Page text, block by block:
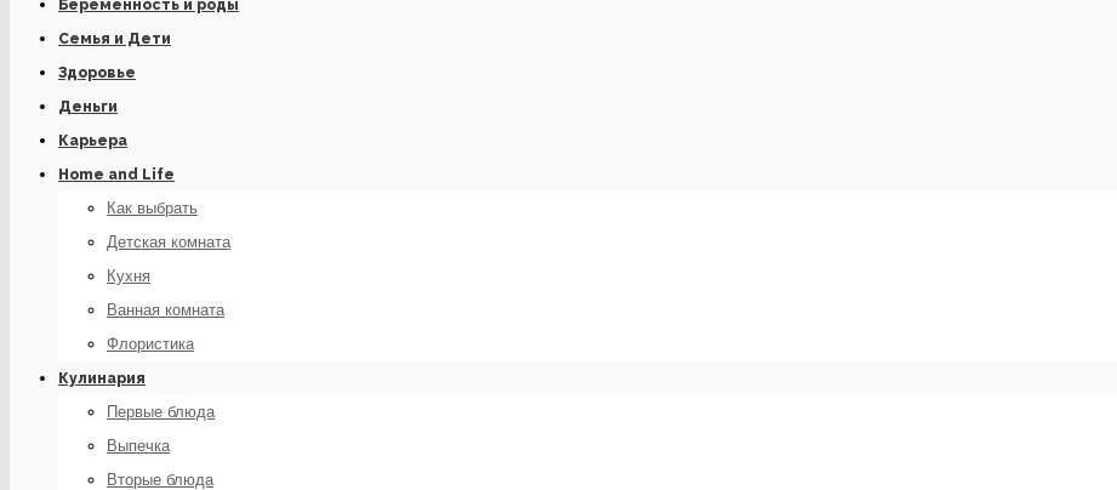
Беременность и роды
Семья и Дети
Здоровье
Деньги
Карьера
Home and Life
Как выбрать
Детская комната
Кухня
Ванная комната
Флористика
Кулинария
Первые блюда
Выпечка
Вторые блюда